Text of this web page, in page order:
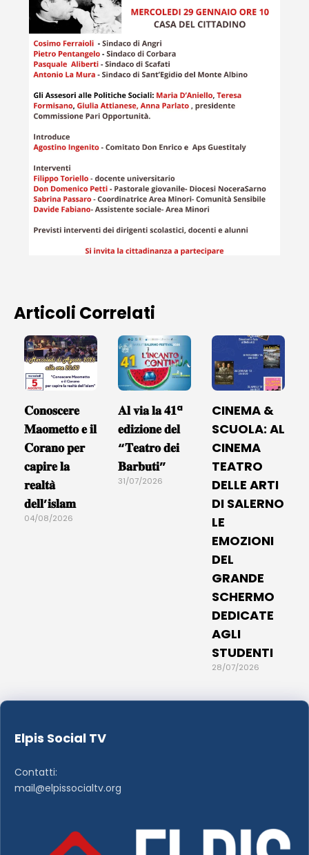
Articoli Correlati
𝐂𝐨𝐧𝐨𝐬𝐜𝐞𝐫𝐞
𝐌𝐚𝐨𝐦𝐞𝐭𝐭𝐨 𝐞 𝐢𝐥
𝐂𝐨𝐫𝐚𝐧𝐨 𝐩𝐞𝐫
𝐜𝐚𝐩𝐢𝐫𝐞 𝐥𝐚
𝐫𝐞𝐚𝐥𝐭𝐚̀
𝐝𝐞𝐥𝐥’𝐢𝐬𝐥𝐚𝐦
04/08/2026
𝐀𝐥 𝐯𝐢𝐚 𝐥𝐚 𝟒𝟏ª
𝐞𝐝𝐢𝐳𝐢𝐨𝐧𝐞 𝐝𝐞𝐥
“𝐓𝐞𝐚𝐭𝐫𝐨 𝐝𝐞𝐢
𝐁𝐚𝐫𝐛𝐮𝐭𝐢”
31/07/2026
CINEMA &
SCUOLA: AL
CINEMA
TEATRO
DELLE ARTI
DI SALERNO
LE
EMOZIONI
DEL
GRANDE
SCHERMO
DEDICATE
AGLI
STUDENTI
28/07/2026
Elpis Social TV
Contatti:
mail@elpissocialtv.org